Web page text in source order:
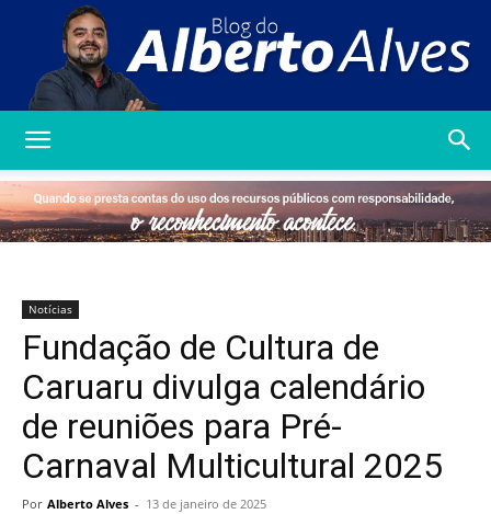
Alberto
Alves
Notícias
Fundação de Cultura de
Caruaru divulga calendário
de reuniões para Pré-
Carnaval Multicultural 2025
Por Alberto Alves - 13 de janeiro de 2025